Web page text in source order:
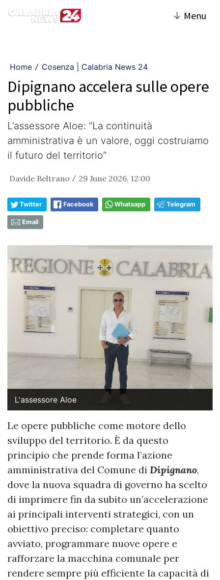
↓ Menu
Home / Cosenza | Calabria News 24
Dipignano accelera sulle opere
pubbliche
L’assessore Aloe: “La continuità
amministrativa è un valore, oggi costruiamo
il futuro del territorio”
Davide Beltrano / 29 June 2026, 12:00
Twitter Facebook Whatsapp Telegram
Email
L'assessore Aloe
Le opere pubbliche come motore dello
sviluppo del territorio. È da questo
principio che prende forma l’azione
amministrativa del Comune di Dipignano,
dove la nuova squadra di governo ha scelto
di imprimere fin da subito un’accelerazione
ai principali interventi strategici, con un
obiettivo preciso: completare quanto
avviato, programmare nuove opere e
rafforzare la macchina comunale per
rendere sempre più efficiente la capacità di